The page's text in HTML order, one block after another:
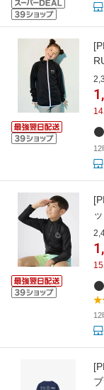
14
12
15
12